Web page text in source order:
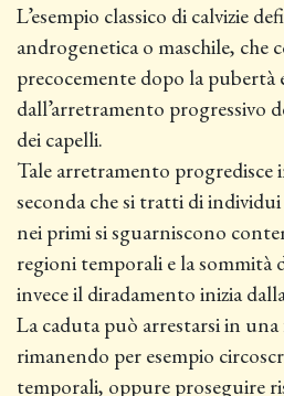
L’esempio classico di calvizie
androgenetica o maschile, che
precocemente dopo la pubertà
dall’arretramento progressivo
dei capelli.
Tale arretramento progredisce
seconda che si tratti di
nei primi si sguarniscono
regioni temporali e la sommità
invece il diradamento inizia
La caduta può arrestarsi in
rimanendo per esempio
temporali, oppure proseguire